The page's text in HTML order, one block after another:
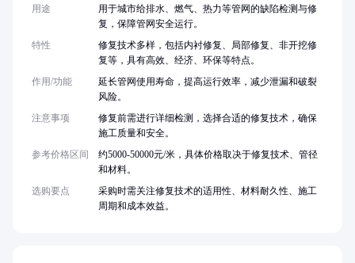
用途
用于城市给排水、燃气、热力等管网的缺陷检测与修
复，保障管网安全运行。
特性
修复技术多样，包括内衬修复、局部修复、非开挖修
复等，具有高效、经济、环保等特点。
作用/功能
延长管网使用寿命，提高运行效率，减少泄漏和破裂
风险。
注意事项
修复前需进行详细检测，选择合适的修复技术，确保
施工质量和安全。
参考价格区间
约5000-50000元/米，具体价格取决于修复技术、管径
和材料。
选购要点
采购时需关注修复技术的适用性、材料耐久性、施工
周期和成本效益。